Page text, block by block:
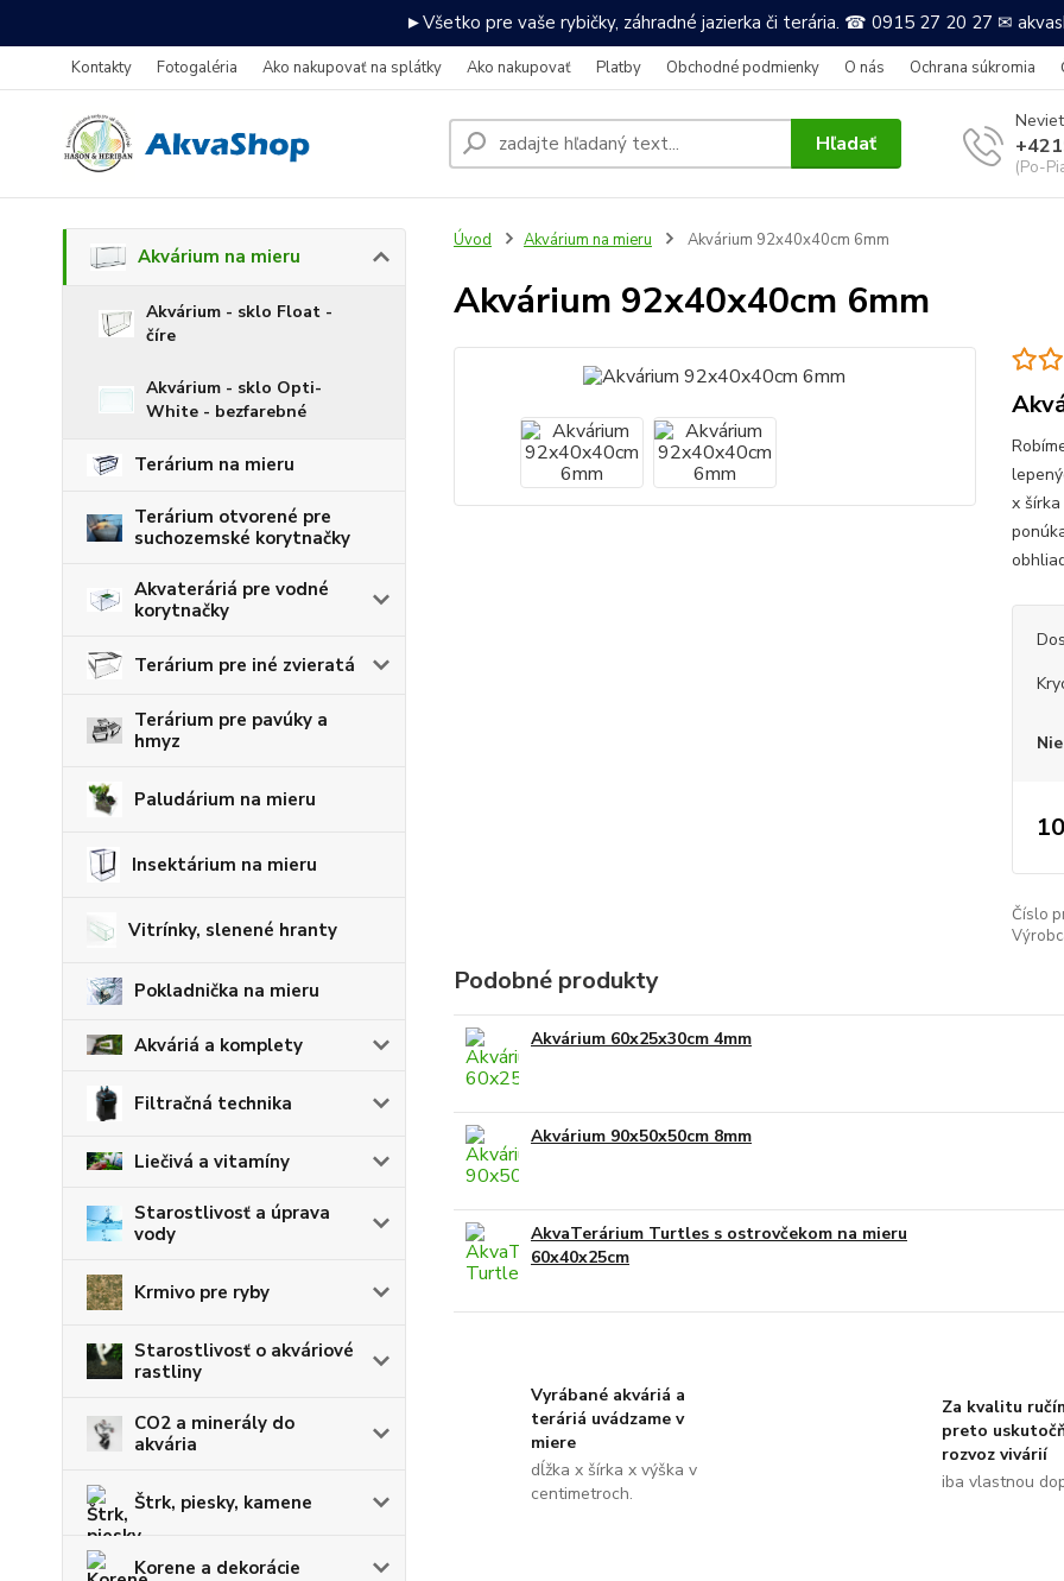
►Všetko pre vaše rybičky, záhradné jazierka či terária. ☎ 0915 27 20 27 ✉
Kontakty Fotogaléria Ako nakupovať na splátky Ako nakupovať Platby Obchodné podmienky O nás Ochrana súkromia
Hľadať
(Po-
Akvárium na mieru
Akvárium - sklo Float -
číre
Akvárium - sklo Opti-
White - bezfarebné
Terárium na mieru
Terárium otvorené pre
suchozemské korytnačky
Akvateráriá pre vodné
korytnačky
Terárium pre iné zvieratá
Terárium pre pavúky a
hmyz
Paludárium na mieru
Insektárium na mieru
Vitrínky, slenené hranty
Pokladnička na mieru
Akváriá a komplety
Filtračná technika
Liečivá a vitamíny
Starostlivosť a úprava
vody
Krmivo pre ryby
Starostlivosť o akváriové
rastliny
CO2 a minerály do
akvária
Štrk, piesky, kamene
Korene a dekorácie
Úvod Akvárium na mieru Akvárium 92x40x40cm 6mm
Akvárium 92x40x40cm 6mm
x
Číslo
Podobné produkty
Akvárium 60x25x30cm 4mm
Akvárium 90x50x50cm 8mm
AkvaTerárium Turtles s ostrovčekom na mieru
60x40x25cm
Vyrábané akváriá a
teráriá uvádzame v
miere
dĺžka x šírka x výška v
centimetroch.
Za kvalitu
preto
rozvoz vivárií
iba vlastnou